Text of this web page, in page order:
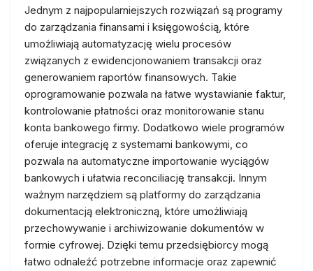
Jednym z najpopularniejszych rozwiązań są programy
do zarządzania finansami i księgowością, które
umożliwiają automatyzację wielu procesów
związanych z ewidencjonowaniem transakcji oraz
generowaniem raportów finansowych. Takie
oprogramowanie pozwala na łatwe wystawianie faktur,
kontrolowanie płatności oraz monitorowanie stanu
konta bankowego firmy. Dodatkowo wiele programów
oferuje integrację z systemami bankowymi, co
pozwala na automatyczne importowanie wyciągów
bankowych i ułatwia reconciliację transakcji. Innym
ważnym narzędziem są platformy do zarządzania
dokumentacją elektroniczną, które umożliwiają
przechowywanie i archiwizowanie dokumentów w
formie cyfrowej. Dzięki temu przedsiębiorcy mogą
łatwo odnaleźć potrzebne informacje oraz zapewnić